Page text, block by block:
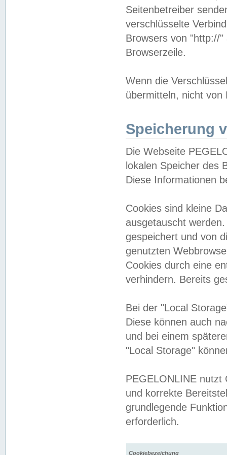
Seitenbetreiber
verschlüsselte
Browsers von "http://
Browserzeile.
Wenn die
übermitteln, nicht von
Speicherung
Die Webseite
lokalen Speicher des
Diese Informationen
Cookies sind kleine
ausgetauscht
gespeichert und von
genutzten
Cookies durch eine
verhindern. Bereits
Bei der "Local
Diese können auch
und bei einem
"Local Storage"
PEGELONLINE nutzt
und korrekte
grundlegende
erforderlich.
Cookiebezeichung